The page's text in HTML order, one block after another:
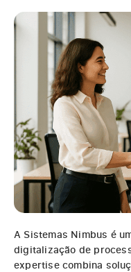
A Sistemas Nimbus é
digitalização de
expertise combina